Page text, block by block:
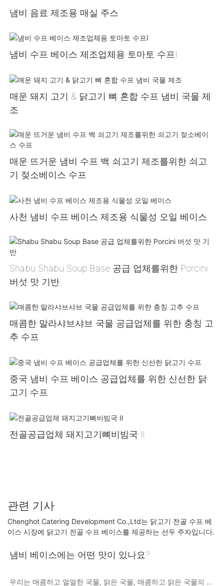
냄비 음료 제조용 매실 주스
냄비 수프 베이스 제조업체용 토마토 수프Ⅰ
매운 돼지 고기 & 닭고기 뼈 혼합 수프 냄비 국물 제
조
매운 뜨거운 냄비 수프 백 쇠고기 제조를위한 쇠고
기 젖소베이스 수프
사천 냄비 수프 베이스 제조용 식물성 오일 베이스
Shabu Shabu Soup Base 공급 업체를위한 Porcini
버섯 맛 기반
매콤한 말라샤브샤브 국물 공급업체를 위한 충칭 고
추 수프
중국 냄비 수프 베이스 공급업체를 위한 신선한 닭
고기 수프
전골공급업체 돼지고기뼈비빔국 Ⅱ
관련 기사
Chenghot Catering Development Co.,Ltd는 닭고기 전골 수프 베
이스 시장에 닭고기 전골 수프 베이스를 제공하는 선두 주자입니다.
냄비 베이스에는 어떤 맛이 있나요?
우리는 매콤하고 얼얼한 국물, 맑은 국물, 매콤하고 맑은 국물의 조